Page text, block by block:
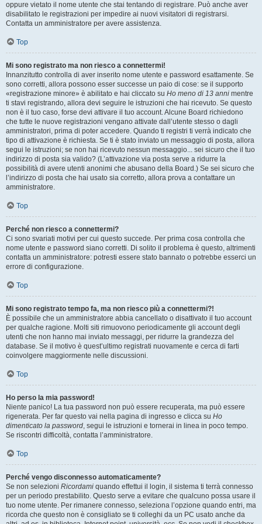
oppure vietato il nome utente che stai tentando di registrare. Può anche aver
disabilitato le registrazioni per impedire ai nuovi visitatori di registrarsi.
Contatta un amministratore per avere assistenza.
Top
Mi sono registrato ma non riesco a connettermi!
Innanzitutto controlla di aver inserito nome utente e password esattamente. Se
sono corretti, allora possono esser successe un paio di cose: se il supporto
«registrazione minore» è abilitato e hai cliccato su Ho meno di 13 anni mentre
ti stavi registrando, allora devi seguire le istruzioni che hai ricevuto. Se questo
non è il tuo caso, forse devi attivare il tuo account. Alcune Board richiedono
che tutte le nuove registrazioni vengano attivate dall’utente stesso o dagli
amministratori, prima di poter accedere. Quando ti registri ti verrà indicato che
tipo di attivazione è richiesta. Se ti è stato inviato un messaggio di posta, allora
segui le istruzioni; se non hai ricevuto nessun messaggio... sei sicuro che il tuo
indirizzo di posta sia valido? (L’attivazione via posta serve a ridurre la
possibilità di avere utenti anonimi che abusano della Board.) Se sei sicuro che
l’indirizzo di posta che hai usato sia corretto, allora prova a contattare un
amministratore.
Top
Perché non riesco a connettermi?
Ci sono svariati motivi per cui questo succede. Per prima cosa controlla che
nome utente e password siano corretti. Di solito il problema è questo, altrimenti
contatta un amministratore: potresti essere stato bannato o potrebbe esserci un
errore di configurazione.
Top
Mi sono registrato tempo fa, ma non riesco più a connettermi?!
È possibile che un amministratore abbia cancellato o disattivato il tuo account
per qualche ragione. Molti siti rimuovono periodicamente gli account degli
utenti che non hanno mai inviato messaggi, per ridurre la grandezza del
database. Se il motivo è quest’ultimo registrati nuovamente e cerca di farti
coinvolgere maggiormente nelle discussioni.
Top
Ho perso la mia password!
Niente panico! La tua password non può essere recuperata, ma può essere
rigenerata. Per far questo vai nella pagina di ingresso e clicca su Ho
dimenticato la password, segui le istruzioni e tornerai in linea in poco tempo.
Se riscontri difficoltà, contatta l’amministratore.
Top
Perché vengo disconnesso automaticamente?
Se non selezioni Ricordami quando effettui il login, il sistema ti terrà connesso
per un periodo prestabilito. Questo serve a evitare che qualcuno possa usare il
tuo nome utente. Per rimanere connesso, seleziona l’opzione quando entri, ma
ricorda che questo non è consigliato se ti colleghi da un PC usato anche da